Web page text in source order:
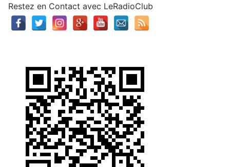
Restez en Contact avec LeRadioClub